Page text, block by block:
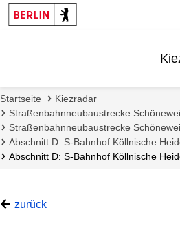
Startseite
Kiezradar
Straßenbahnneubaustrecke
Straßenbahnneubaustrecke
Abschnitt D: S-Bahnhof Köllnische
Abschnitt D: S-Bahnhof Köllnische
zurück